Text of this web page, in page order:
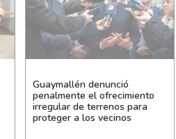
Guaymallén denunció
penalmente el ofrecimiento
irregular de terrenos para
proteger a los vecinos